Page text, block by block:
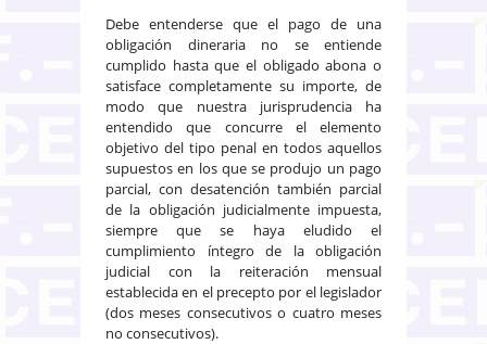
Debe entenderse que el pago de una
obligación dineraria no se entiende
cumplido hasta que el obligado abona o
satisface completamente su importe, de
modo que nuestra jurisprudencia ha
entendido que concurre el elemento
objetivo del tipo penal en todos aquellos
supuestos en los que se produjo un pago
parcial, con desatención también parcial
de la obligación judicialmente impuesta,
siempre que se haya eludido el
cumplimiento íntegro de la obligación
judicial con la reiteración mensual
establecida en el precepto por el legislador
(dos meses consecutivos o cuatro meses
no consecutivos).